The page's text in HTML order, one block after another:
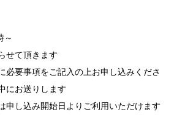
～
せて頂きます
必要事項をご記入の上お申し込みくださ
にお送りします
申し込み開始日よりご利用いただけます